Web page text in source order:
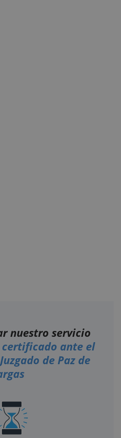
nuestro servicio
certificado ante el
de Paz de